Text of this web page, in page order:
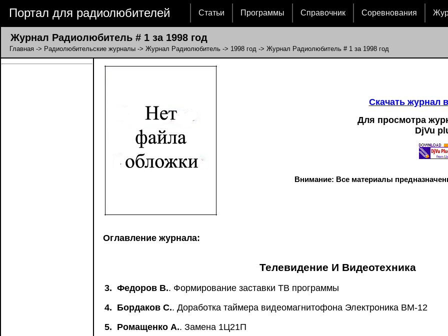
Портал для радиолюбителей Статьи Программы Справочник Соревнования
Журнал Радиолюбитель # 1 за 1998 год
Главная -> Радиолюбительские журналы -> Журнал Радиолюбитель -> 1998 год -> Журнал Радиолюбитель # 1 за 1998 год
Cкачать журнал
Для просмотра
DjVu
Внимание: Все материалы
Оглавление журнала:
Телевидение И Видеотехника
3. Федоров В.. Формирование заставки ТВ программы
4. Бордаков С.. Доработка таймера видеомагнитофона Электроника ВМ-12
5. Ромащенко А.. Замена 1Ц21П